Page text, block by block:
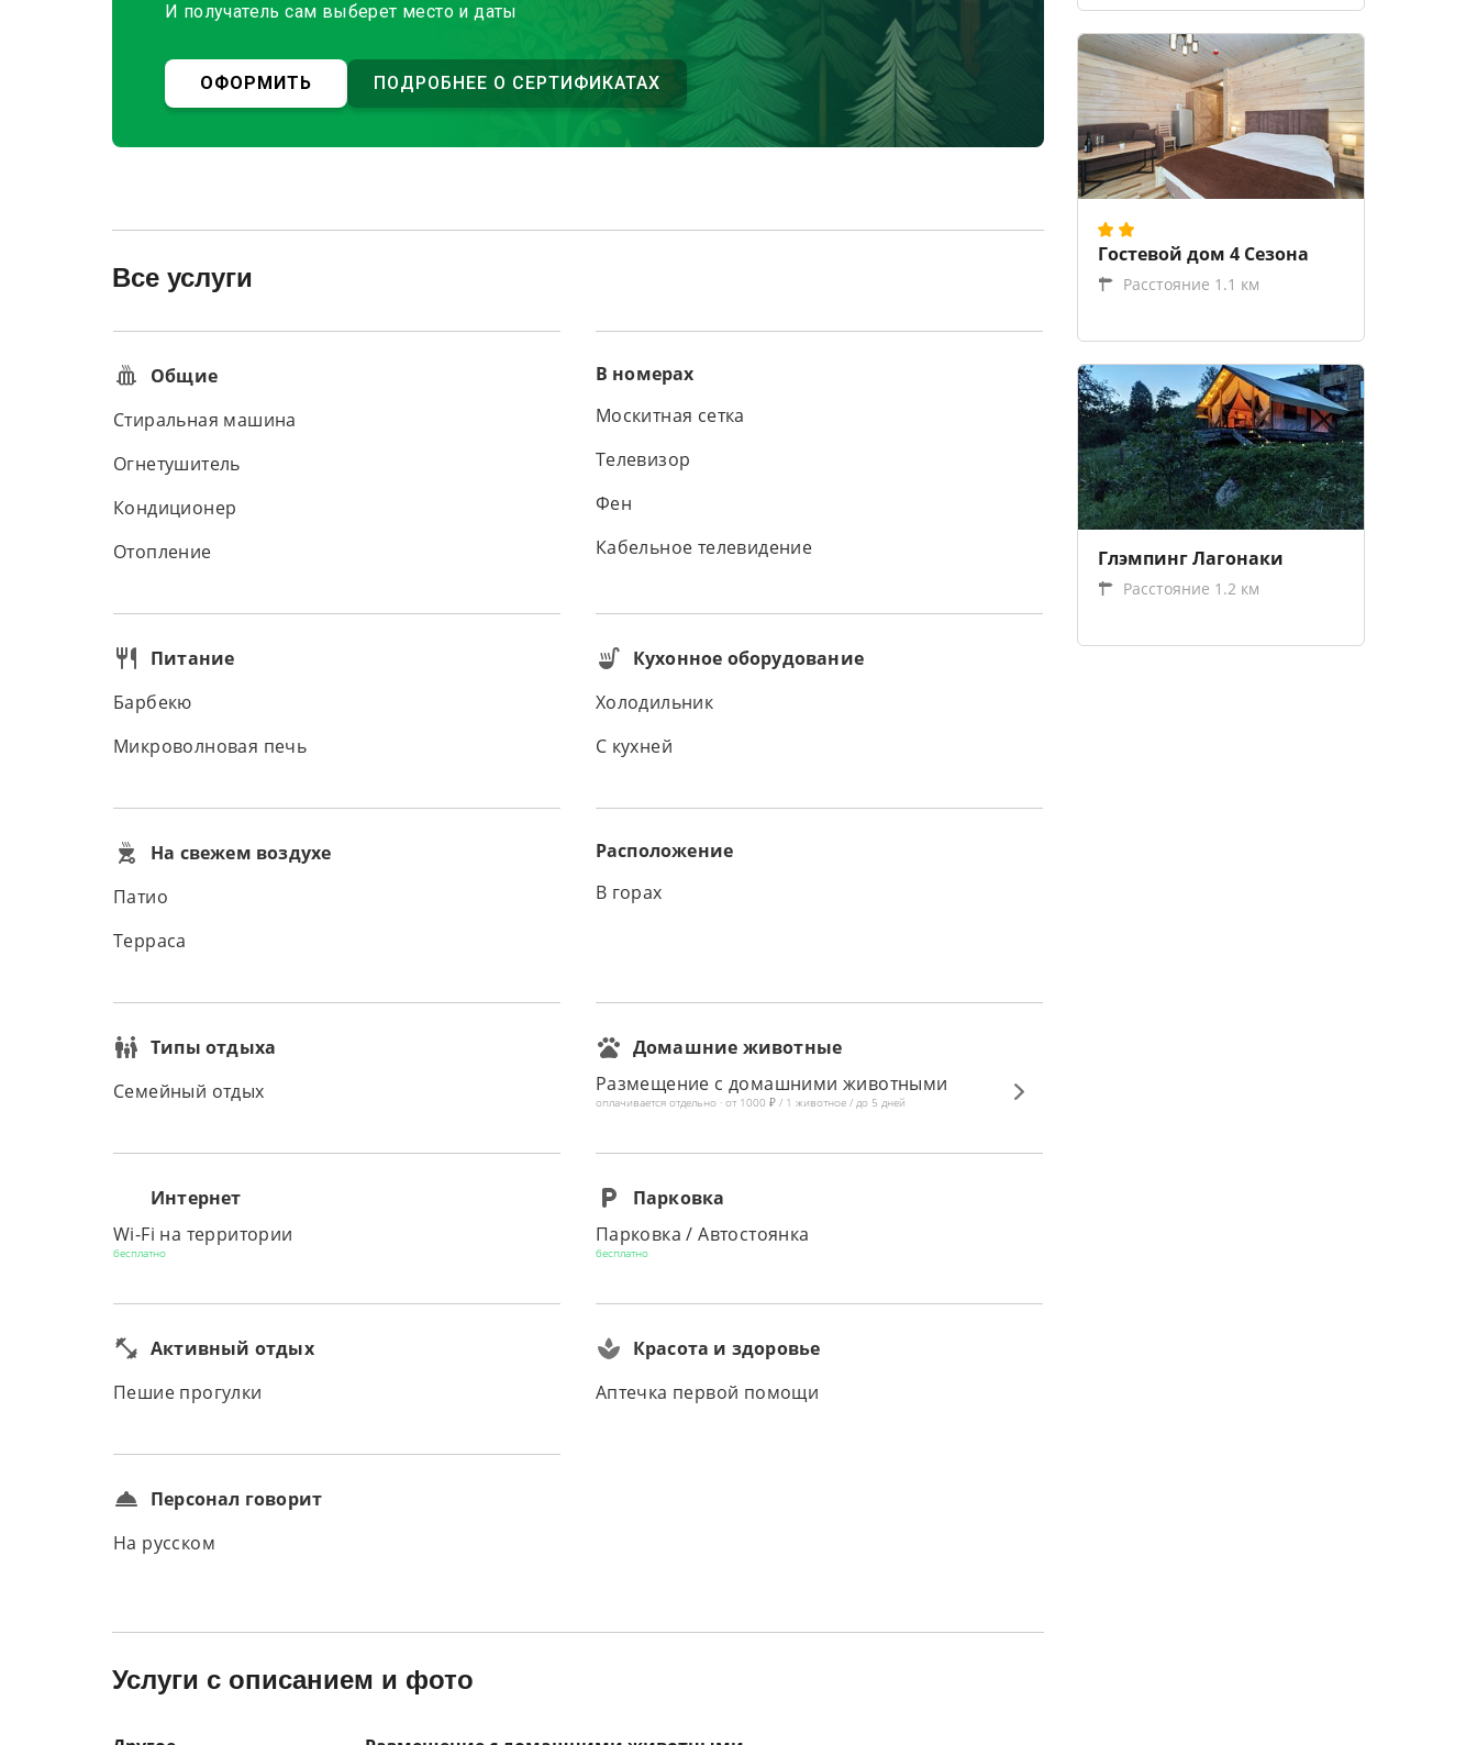
И получатель сам выберет место и даты
ОФОРМИТЬ ПОДРОБНЕЕ О СЕРТИФИКАТАХ
Все услуги
Общие
Стиральная машина
Огнетушитель
Кондиционер
Отопление
В номерах
Москитная сетка
Телевизор
Фен
Кабельное телевидение
Питание
Барбекю
Микроволновая печь
Кухонное оборудование
Холодильник
С кухней
На свежем воздухе
Патио
Терраса
Расположение
В горах
Типы отдыха
Семейный отдых
Домашние животные
Размещение с домашними животными
оплачивается отдельно · от 1000 ₽ / 1 животное / до 5 дней
Интернет
Wi-Fi на территории
бесплатно
Парковка
Парковка / Автостоянка
бесплатно
Активный отдых
Пешие прогулки
Красота и здоровье
Аптечка первой помощи
Персонал говорит
На русском
Услуги с описанием и фото
Гостевой дом 4 Сезона
Расстояние 1.1 км
Глэмпинг Лагонаки
Расстояние 1.2 км